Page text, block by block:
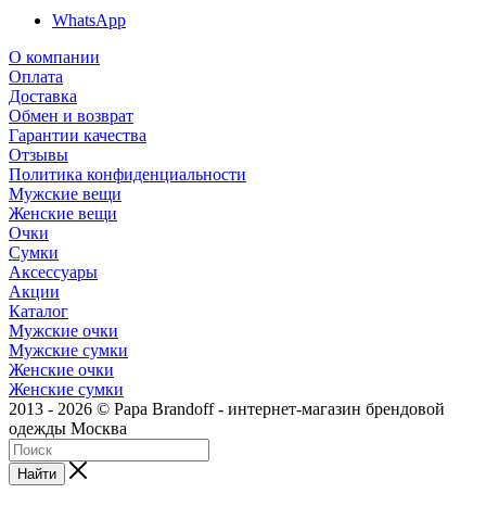
WhatsApp
О компании
Оплата
Доставка
Обмен и возврат
Гарантии качества
Отзывы
Политика конфиденциальности
Мужские вещи
Женские вещи
Очки
Сумки
Аксессуары
Акции
Каталог
Мужские очки
Мужские сумки
Женские очки
Женские сумки
2013 - 2026 © Papa Brandoff - интернет-магазин брендовой
одежды Москва
Найти